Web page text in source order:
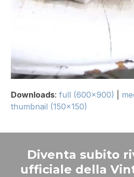
Downloads:full (600x900)
thumbnail (150x150)
Diventa subito
ufficiale della